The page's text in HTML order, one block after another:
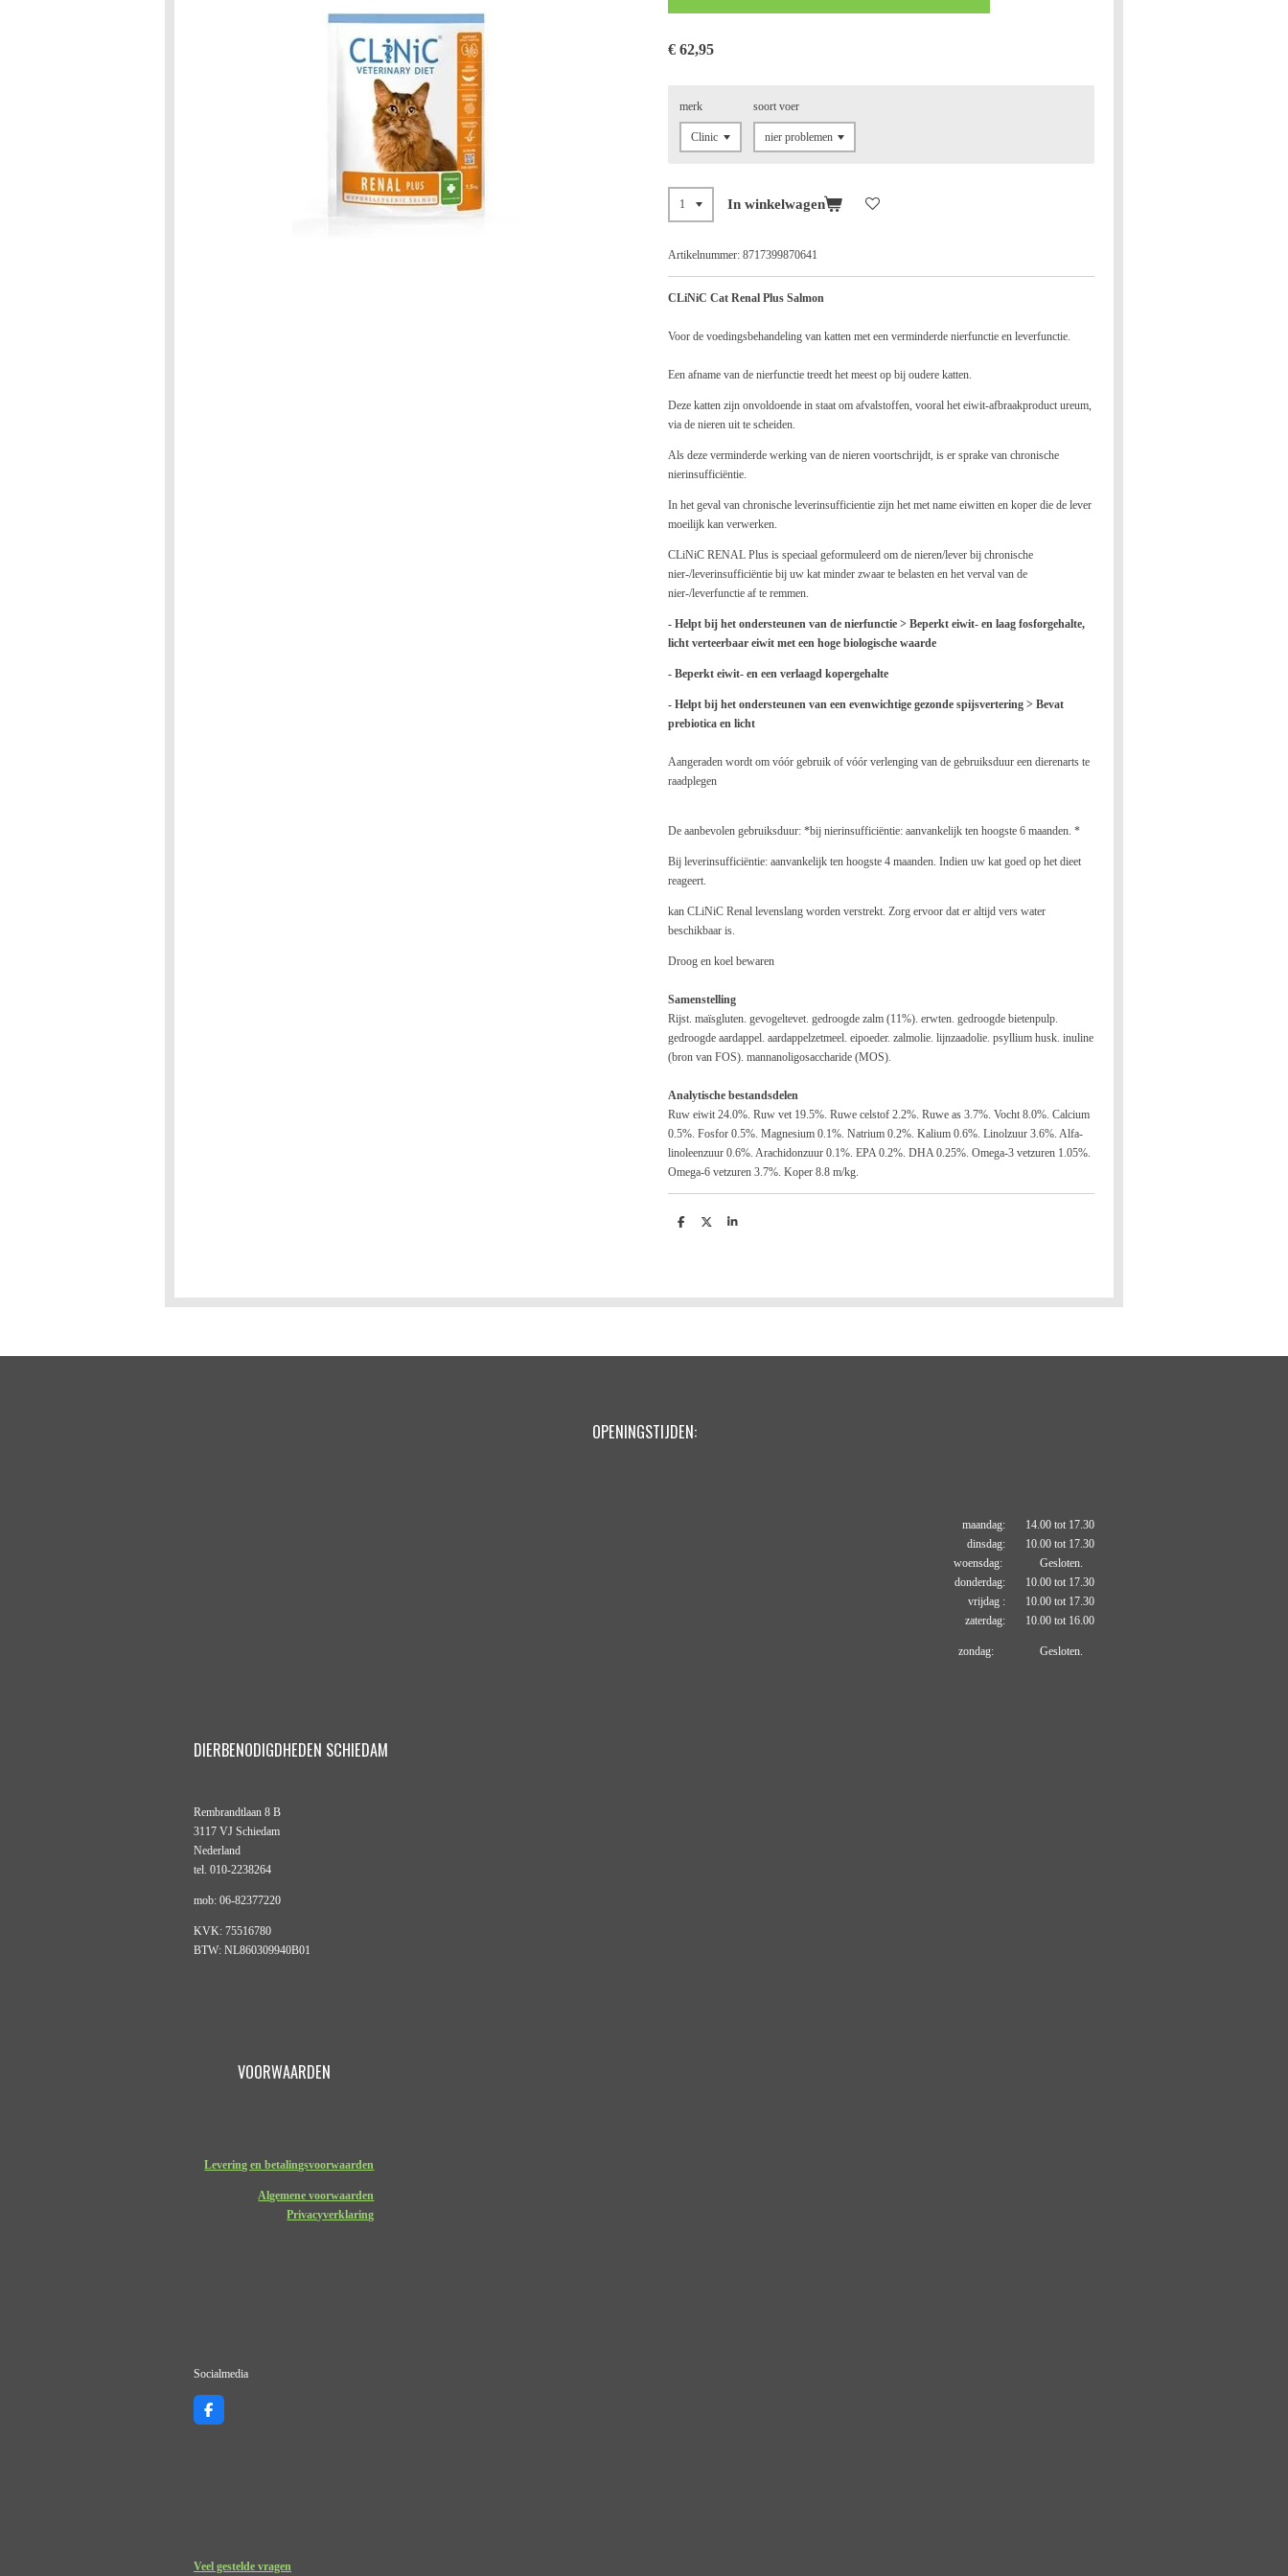
€ 62,95
merk soort voer
In winkelwagen
Artikelnummer: 8717399870641
CLiNiC Cat Renal Plus Salmon
Voor de voedingsbehandeling van katten met een verminderde nierfunctie en leverfunctie.
Een afname van de nierfunctie treedt het meest op bij oudere katten.
Deze katten zijn onvoldoende in staat om afvalstoffen, vooral het eiwit-afbraakproduct ureum,
via de nieren uit te scheiden.
Als deze verminderde werking van de nieren voortschrijdt, is er sprake van chronische
nierinsufficiëntie.
In het geval van chronische leverinsufficientie zijn het met name eiwitten en koper die de lever
moeilijk kan verwerken.
CLiNiC RENAL Plus is speciaal geformuleerd om de nieren/lever bij chronische
nier-/leverinsufficiëntie bij uw kat minder zwaar te belasten en het verval van de
nier-/leverfunctie af te remmen.
- Helpt bij het ondersteunen van de nierfunctie > Beperkt eiwit- en laag fosforgehalte,
licht verteerbaar eiwit met een hoge biologische waarde
- Beperkt eiwit- en een verlaagd kopergehalte
- Helpt bij het ondersteunen van een evenwichtige gezonde spijsvertering > Bevat
prebiotica en licht
Aangeraden wordt om vóór gebruik of vóór verlenging van de gebruiksduur een dierenarts te
raadplegen
De aanbevolen gebruiksduur: *bij nierinsufficiëntie: aanvankelijk ten hoogste 6 maanden. *
Bij leverinsufficiëntie: aanvankelijk ten hoogste 4 maanden. Indien uw kat goed op het dieet
reageert.
kan CLiNiC Renal levenslang worden verstrekt. Zorg ervoor dat er altijd vers water
beschikbaar is.
Droog en koel bewaren
Samenstelling
Rijst. maïsgluten. gevogeltevet. gedroogde zalm (11%). erwten. gedroogde bietenpulp.
gedroogde aardappel. aardappelzetmeel. eipoeder. zalmolie. lijnzaadolie. psyllium husk. inuline
(bron van FOS). mannanoligosaccharide (MOS).
Analytische bestandsdelen
Ruw eiwit 24.0%. Ruw vet 19.5%. Ruwe celstof 2.2%. Ruwe as 3.7%. Vocht 8.0%. Calcium
0.5%. Fosfor 0.5%. Magnesium 0.1%. Natrium 0.2%. Kalium 0.6%. Linolzuur 3.6%. Alfa-
linoleenzuur 0.6%. Arachidonzuur 0.1%. EPA 0.2%. DHA 0.25%. Omega-3 vetzuren 1.05%.
Omega-6 vetzuren 3.7%. Koper 8.8 m/kg.
D
D
S
OPENINGSTIJDEN:
maandag: 14.00 tot 17.30
dinsdag: 10.00 tot 17.30
woensdag: Gesloten.
donderdag: 10.00 tot 17.30
vrijdag : 10.00 tot 17.30
zaterdag: 10.00 tot 16.00
zondag: Gesloten.
DIERBENODIGDHEDEN SCHIEDAM
Rembrandtlaan 8 B
3117 VJ Schiedam
Nederland
tel. 010-2238264
mob: 06-82377220
KVK: 75516780
BTW: NL860309940B01
VOORWAARDEN
Levering en betalingsvoorwaarden
Algemene voorwaarden
Privacyverklaring
Socialmedia
F
a
Veel gestelde vragen